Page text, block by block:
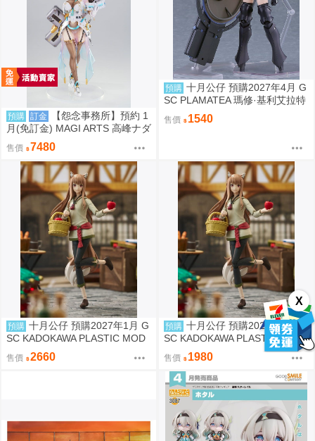
X
預購 訂金
【怨念事務所】預約 1
月(免訂金) MAGI ARTS 高峰ナダ
レ 兔女郎服裝計畫 索菲亞 機甲
修女 1/6 亮色特別版 1004
售價 7480
預購 十月公仔 預購2027年4月 G
SC PLAMATEA 瑪修·基利艾拉特
[奧特瑙斯]組裝模型 0924
售價 1540
預購 十月公仔 預購2027年1月 G
SC KADOKAWA PLASTIC MOD
EL SERIES 狼與辛香料 赫蘿 DX
Ver 組裝模型 0907
售價 2660
預購 十月公仔 預購2027年1月 G
SC KADOKAWA PLASTIC MOD
EL SERIES 狼與辛香料 赫蘿 組
裝模型 0907
售價 1980